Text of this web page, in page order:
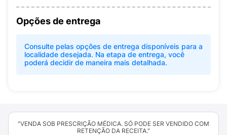
Opções de entrega
Consulte pelas opções de entrega disponíveis para a
localidade desejada. Na etapa de entrega, você
poderá decidir de maneira mais detalhada.
"VENDA SOB PRESCRIÇÃO MÉDICA. SÓ PODE SER VENDIDO COM
RETENÇÃO DA RECEITA."